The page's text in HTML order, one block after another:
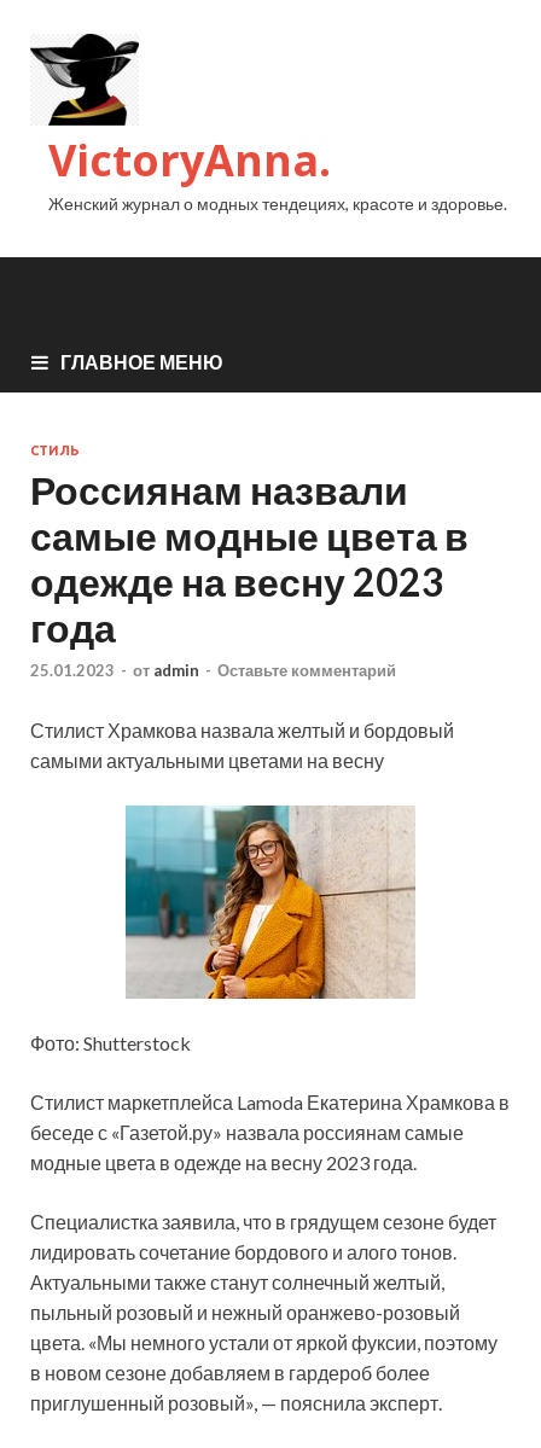
VictoryAnna.
Женский журнал о модных тендециях, красоте и здоровье.
ГЛАВНОЕ МЕНЮ
СТИЛЬ
Россиянам назвали
самые модные цвета в
одежде на весну 2023
года
25.01.2023 - от admin - Оставьте комментарий
Стилист Храмкова назвала желтый и бордовый
самыми актуальными цветами на весну
Фото: Shutterstock
Стилист маркетплейса Lamoda Екатерина Храмкова в
беседе с «Газетой.ру» назвала россиянам самые
модные цвета в одежде на весну 2023 года.
Специалистка заявила, что в грядущем сезоне будет
лидировать сочетание бордового и алого тонов.
Актуальными также станут солнечный желтый,
пыльный розовый и нежный оранжево-розовый
цвета. «Мы немного устали от яркой фуксии, поэтому
в новом сезоне добавляем в гардероб более
приглушенный розовый», — пояснила эксперт.